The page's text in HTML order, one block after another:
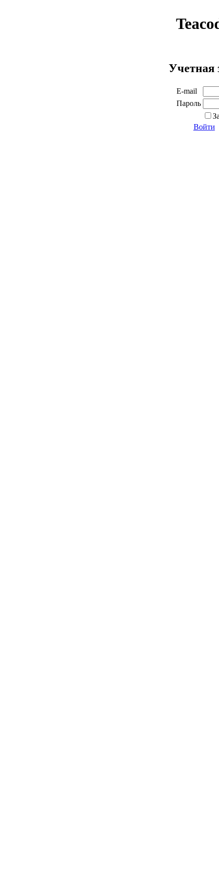
Учетная
E-mail
Пароль
Войти